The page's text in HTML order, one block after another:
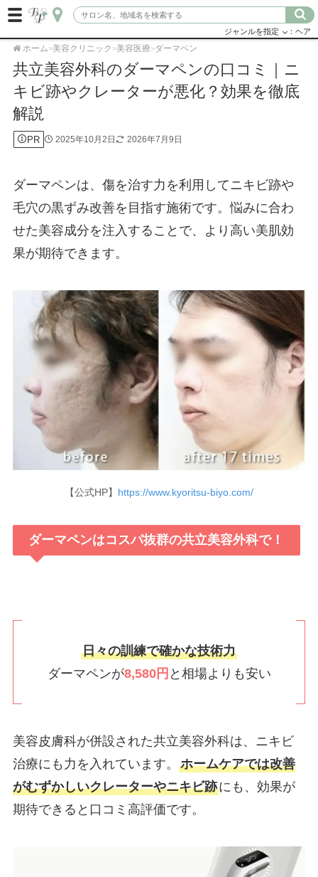
ジャンルを指定 ：ヘア
ホーム>美容クリニック >美容医療>ダーマペン
共立美容外科のダーマペンの口コミ｜ニ
キビ跡やクレーターが悪化？効果を徹底
解説
PR 2025年10月2日 2026年7月9日
ダーマペンは、傷を治す力を利用してニキビ跡や
毛穴の黒ずみ改善を目指す施術です。悩みに合わ
せた美容成分を注入することで、より高い美肌効
果が期待できます。
【公式HP】 https://www.kyoritsu-biyo.com/
ダーマペンはコスパ抜群の共立美容外科で！
日々の訓練で確かな技術力
ダーマペンが8,580円 と相場よりも安い
美容皮膚科が併設された共立美容外科は、ニキビ
治療にも力を入れています。 ホームケアでは改善
がむずかしいクレーターやニキビ跡にも、効果が
期待できると口コミ高評価です。